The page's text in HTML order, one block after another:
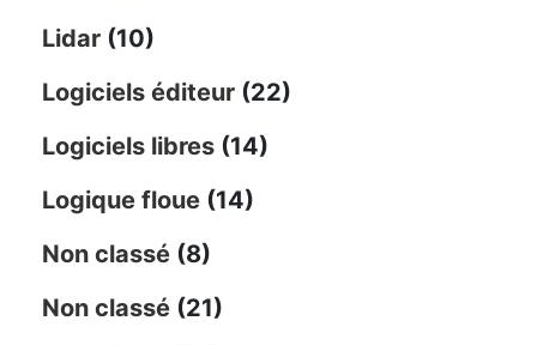
Lidar (10)
Logiciels éditeur (22)
Logiciels libres (14)
Logique floue (14)
Non classé (8)
Non classé (21)